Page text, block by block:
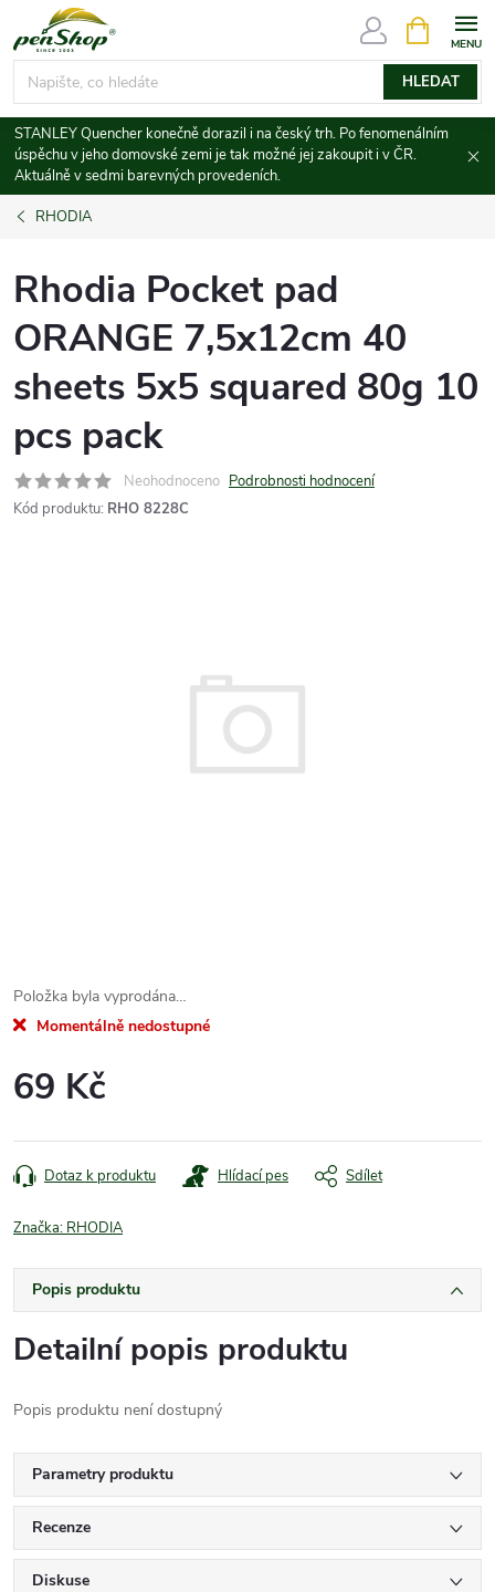
na
obsah
HLEDAT
NÁKUPNÍ
KOŠÍK
STANLEY Quencher konečně dorazil i na český trh. Po fenomenálním
úspěchu v jeho domovské zemi je tak možné jej zakoupit i v ČR.
Aktuálně v sedmi barevných provedeních.
RHODIA
Rhodia Pocket pad
ORANGE 7,5x12cm 40
sheets 5x5 squared 80g 10
pcs pack
Neohodnoceno Podrobnosti hodnocení
Kód produktu: RHO 8228C
Položka byla vyprodána…
Momentálně nedostupné
69 Kč
cena:
Dotaz k produktu Hlídací pes Sdílet
Značka: RHODIA
Popis produktu
Detailní popis produktu
Popis produktu není dostupný
Parametry produktu
Recenze
Diskuse